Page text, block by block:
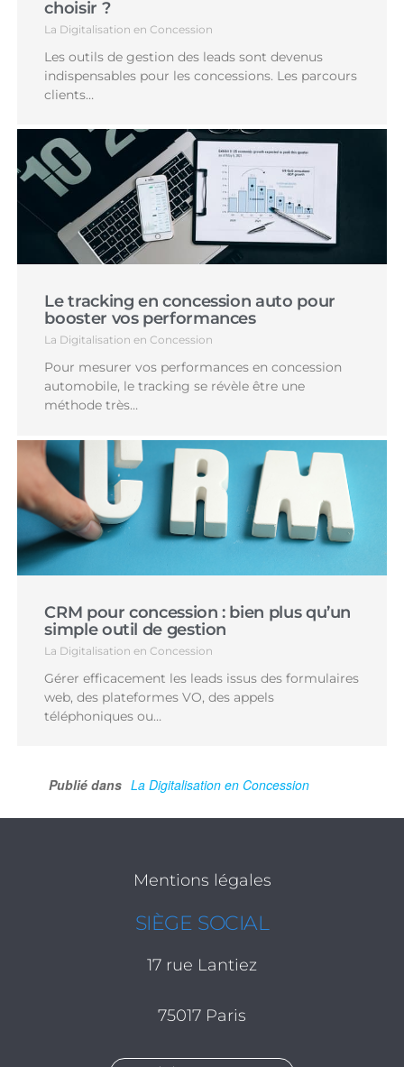
choisir ?
La Digitalisation en Concession
Les outils de gestion des leads sont devenus
indispensables pour les concessions. Les parcours
clients…
Le tracking en concession auto pour
booster vos performances
La Digitalisation en Concession
Pour mesurer vos performances en concession
automobile, le tracking se révèle être une
méthode très…
CRM pour concession : bien plus qu’un
simple outil de gestion
La Digitalisation en Concession
Gérer efficacement les leads issus des formulaires
web, des plateformes VO, des appels
téléphoniques ou…
Publié dans La Digitalisation en Concession
Mentions légales
SIÈGE SOCIAL
17 rue Lantiez
75017 Paris